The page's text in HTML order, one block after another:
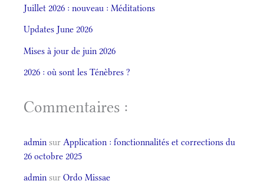
Juillet 2026 : nouveau : Méditations
Updates June 2026
Mises à jour de juin 2026
2026 : où sont les Ténèbres ?
Commentaires :
admin sur Application : fonctionnalités et corrections du
26 octobre 2025
admin sur Ordo Missae